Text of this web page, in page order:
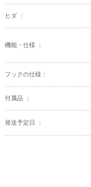
ヒダ ：
機能・仕様 ：
フックの仕様：
付属品 ：
発送予定日 ：